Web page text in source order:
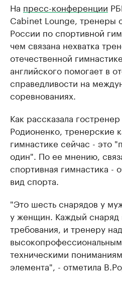
На пресс-конференции
Cabinet Lounge, тренеры
России по спортивной
чем связана нехватка
отечественной
английского помогает в
справедливости на
соревнованиях.
Как рассказала
Родионенко, тренерские
гимнастике сейчас - это
один". По ее мнению,
спортивная гимнастика -
вид спорта.
"Это шесть снарядов у
у женщин. Каждый снаряд
требования, и тренеру
техническими
элемента", - отметила